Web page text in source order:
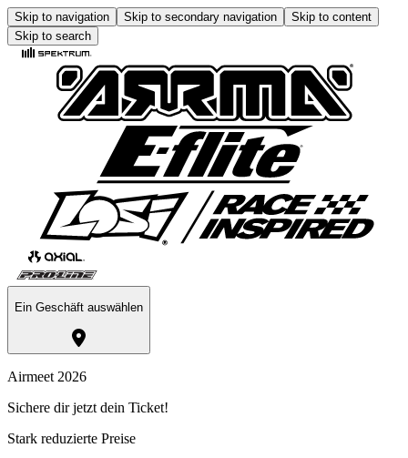
Skip to navigation Skip to secondary navigation
Skip to content
Skip to search
Ein Geschäft auswählen
Airmeet 2026
Sichere dir jetzt dein Ticket!
Stark reduzierte Preise